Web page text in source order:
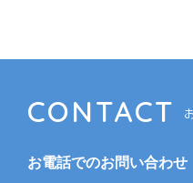
CONTACT
お電話でのお問い合わせ